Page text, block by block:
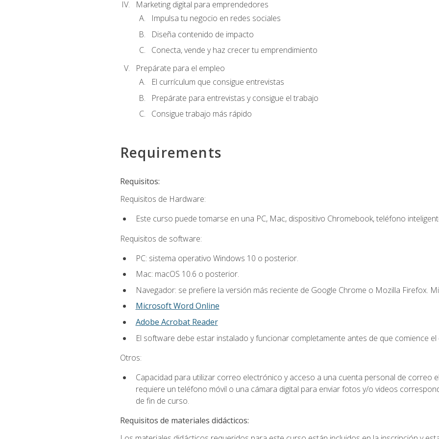
Marketing digital para emprendedores
Impulsa tu negocio en redes sociales
Diseña contenido de impacto
Conecta, vende y haz crecer tu emprendimiento
Prepárate para el empleo
El currículum que consigue entrevistas
Prepárate para entrevistas y consigue el trabajo
Consigue trabajo más rápido
Requirements
Requisitos:
Requisitos de Hardware:
Este curso puede tomarse en una PC, Mac, dispositivo Chromebook, teléfono
Requisitos de software:
PC: sistema operativo Windows 10 o posterior.
Mac: macOS 10.6 o posterior.
Navegador: se prefiere la versión más reciente de Google Chrome o Mozilla Firefox.
Microsoft Word Online
Adobe Acrobat Reader
El software debe estar instalado y funcionar completamente antes de que comience el
Otros:
Capacidad para utilizar correo electrónico y acceso a una cuenta personal de correo
requiere un teléfono móvil o una cámara digital para enviar fotos y/o videos
de fin de curso.
Requisitos de materiales didácticos: